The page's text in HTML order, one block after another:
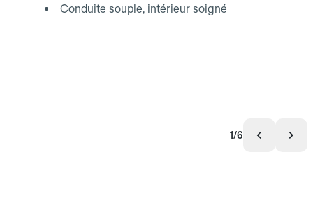
Conduite souple, intérieur soigné
1/6